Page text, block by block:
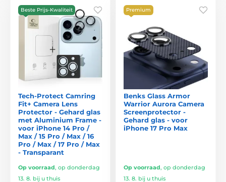
Beste Prijs-Kwaliteit
Tech-Protect Camring
Fit+ Camera Lens
Protector - Gehard glas
met Aluminium Frame -
voor iPhone 14 Pro /
Max / 15 Pro / Max / 16
Pro / Max / 17 Pro / Max
- Transparant
Op voorraad, op donderdag
13. 8. bij u thuis
Premium
Benks Glass Armor
Warrior Aurora Camera
Screenprotector -
Gehard glas - voor
iPhone 17 Pro Max
Op voorraad, op donderdag
13. 8. bij u thuis